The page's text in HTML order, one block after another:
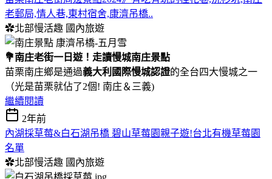
老郵局,情人巷,東村宿舍,康濟吊橋..
✿北部慢活趣 國內旅遊
💐南庄老街一日遊！走讀慢城南庄景點
苗栗南庄鄉是通過義大利國際慢城認證的全台四大慢城之一
（光是苗栗就佔了2個! 南庄＆三義)
繼續閱讀
2年前
內湖採草莓&白石湖吊橋 碧山草莓園親子遊!台北有機草莓園
名單
✿北部慢活趣 國內旅遊